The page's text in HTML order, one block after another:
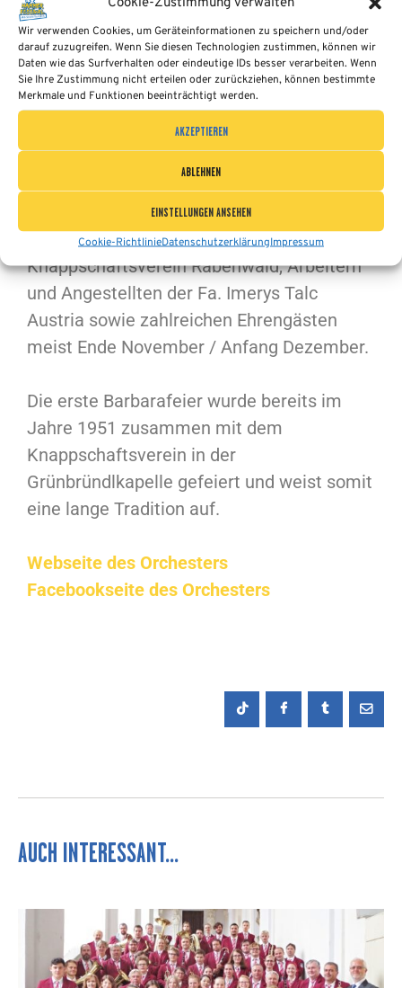
Wir verwenden Cookies, um Geräteinformationen zu speichern und/oder
darauf zuzugreifen. Wenn Sie diesen Technologien zustimmen, können wir
Daten wie das Surfverhalten oder eindeutige IDs besser verarbeiten. Wenn
Sie Ihre Zustimmung nicht erteilen oder zurückziehen, können bestimmte
Merkmale und Funktionen beeinträchtigt werden.
AKZEPTIEREN
ABLEHNEN
EINSTELLUNGEN ANSEHEN
Cookie-RichtlinieDatenschutzerklärungImpressum
Palmsonntags-, Fronleichnams- und die
Bartholomäusprozession zu nennen, die
bereits seit 1952 umrahmt werden.
Die traditionelle Barbaramesse wird
jährlich im Rahmen der Barbarafeier in der
Dazu versammelt sich die Bergkapelle
Rabenwald mitsamt dem
Knappschaftsverein Rabenwald, Arbeitern
und Angestellten der Fa. Imerys Talc
Austria sowie zahlreichen Ehrengästen
meist Ende November / Anfang Dezember.
Die erste Barbarafeier wurde bereits im
Jahre 1951 zusammen mit dem
Knappschaftsverein in der
Grünbründlkapelle gefeiert und weist somit
eine lange Tradition auf.
Webseite des Orchesters
Facebookseite des Orchesters
AUCH INTERESSANT...